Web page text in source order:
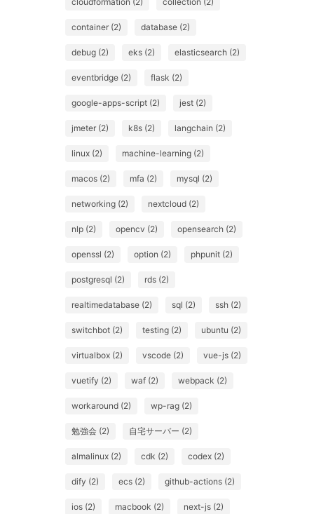
container (2) database (2)
debug (2) eks (2) elasticsearch (2)
eventbridge (2) flask (2)
google-apps-script (2) jest (2)
jmeter (2) k8s (2) langchain (2)
linux (2) machine-learning (2)
macos (2) mfa (2) mysql (2)
networking (2) nextcloud (2)
nlp (2) opencv (2) opensearch (2)
openssl (2) option (2) phpunit (2)
postgresql (2) rds (2)
realtimedatabase (2) sql (2) ssh (2)
switchbot (2) testing (2) ubuntu (2)
virtualbox (2) vscode (2) vue-js (2)
vuetify (2) waf (2) webpack (2)
workaround (2) wp-rag (2)
勉強会 (2) 自宅サーバー (2)
almalinux (2) cdk (2) codex (2)
dify (2) ecs (2) github-actions (2)
ios (2) macbook (2) next-js (2)